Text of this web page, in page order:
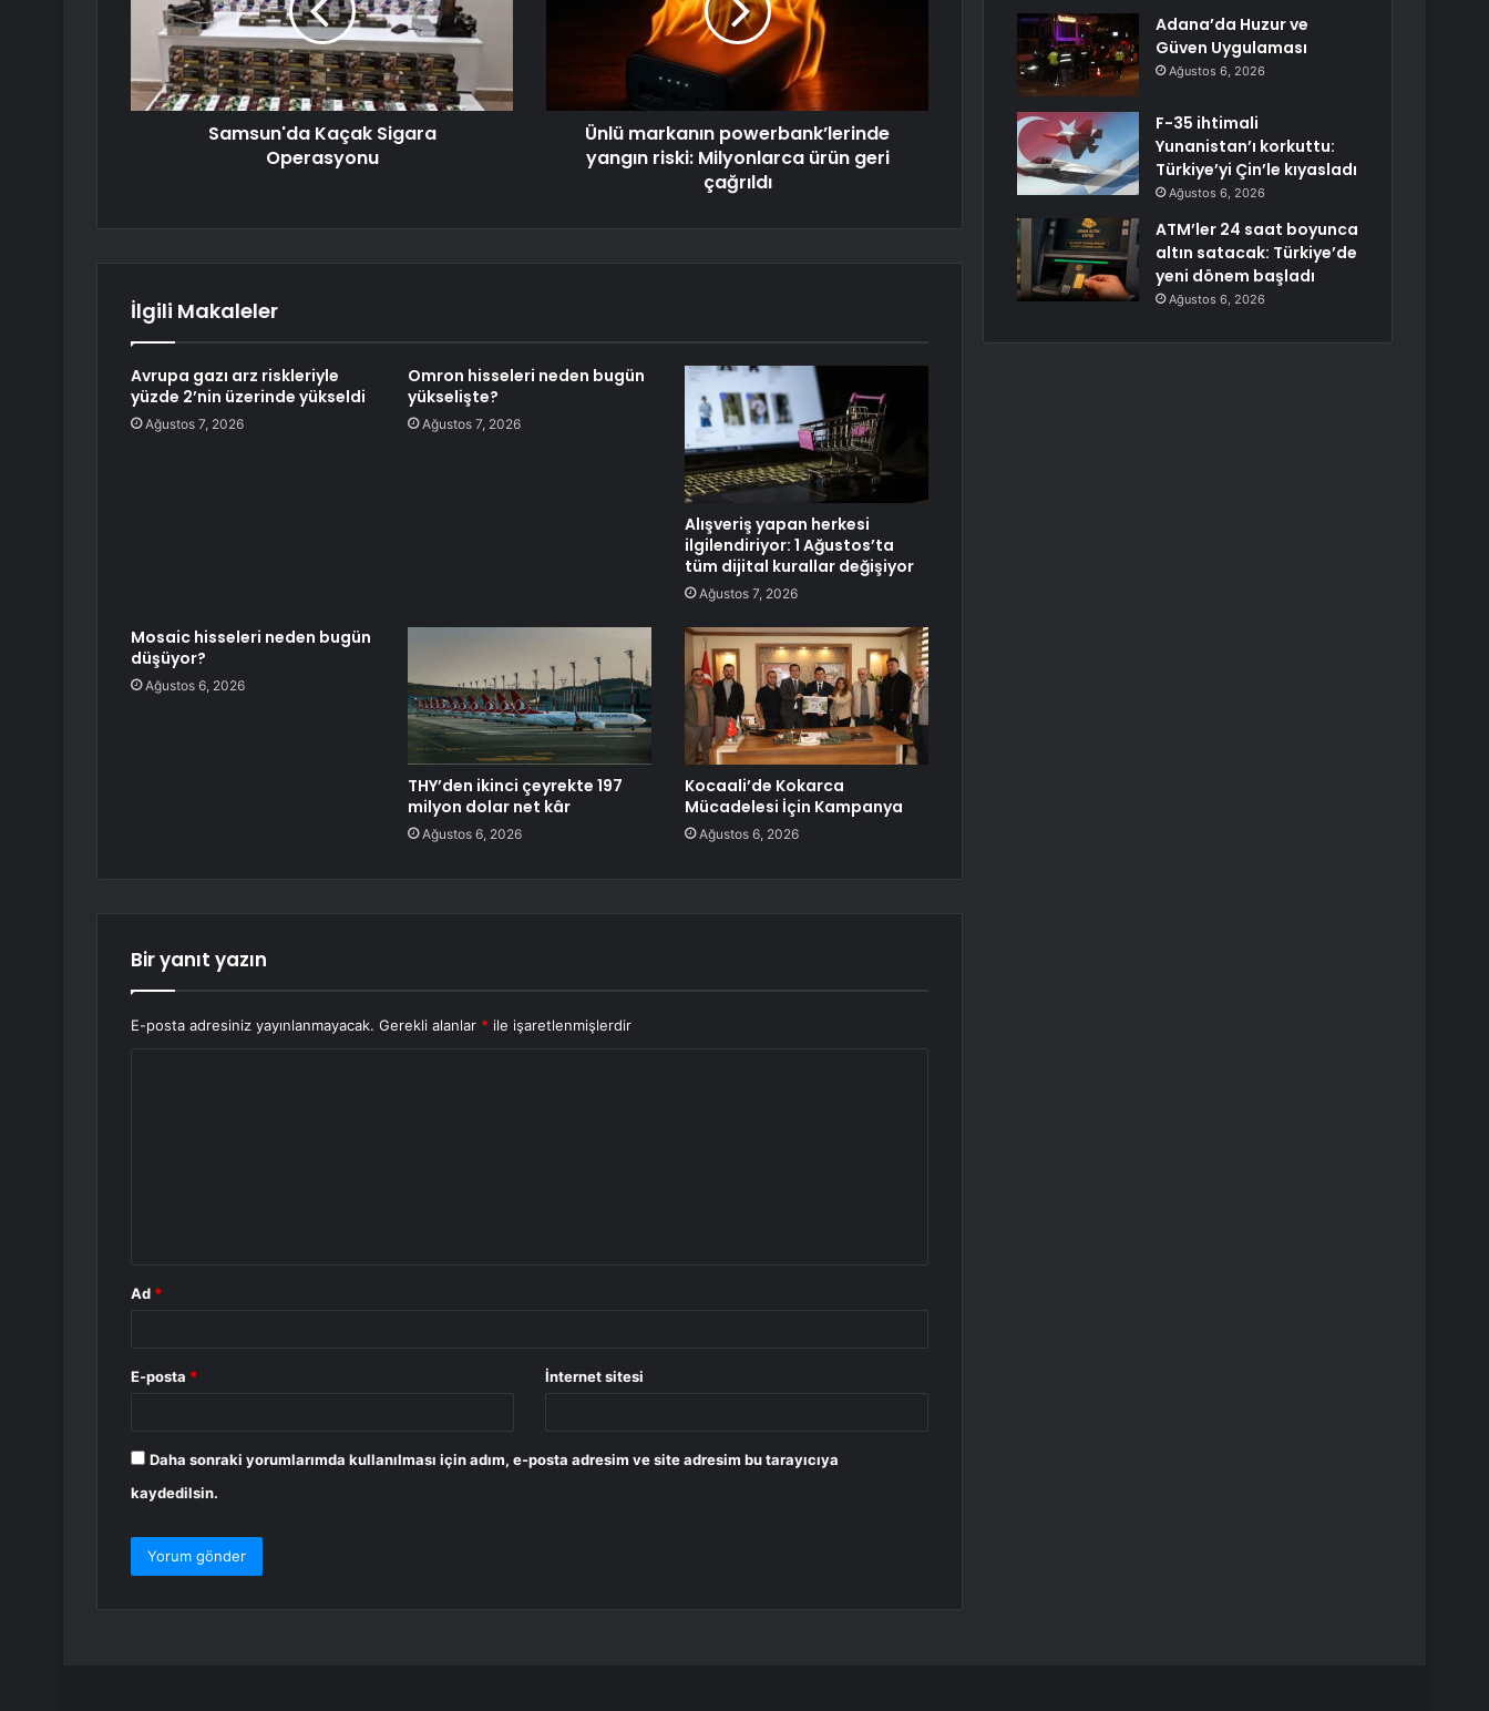
Samsun'da Kaçak Sigara
Operasyonu
Ünlü markanın powerbank’lerinde
yangın riski: Milyonlarca ürün geri
çağrıldı
İlgili Makaleler
Avrupa gazı arz riskleriyle
yüzde 2’nin üzerinde yükseldi
Ağustos 7, 2026
Omron hisseleri neden bugün
yükselişte?
Ağustos 7, 2026
Alışveriş yapan herkesi
ilgilendiriyor: 1 Ağustos’ta
tüm dijital kurallar değişiyor
Ağustos 7, 2026
Mosaic hisseleri neden bugün
düşüyor?
Ağustos 6, 2026
THY’den ikinci çeyrekte 197
milyon dolar net kâr
Ağustos 6, 2026
Kocaali’de Kokarca
Mücadelesi İçin Kampanya
Ağustos 6, 2026
Bir yanıt yazın
E-posta adresiniz yayınlanmayacak. Gerekli alanlar * ile işaretlenmişlerdir
Ad *
E-posta * İnternet sitesi
Daha sonraki yorumlarımda kullanılması için adım, e-posta adresim ve site adresim bu tarayıcıya
kaydedilsin.
Adana’da Huzur ve
Güven Uygulaması
Ağustos 6, 2026
F-35 ihtimali
Yunanistan’ı korkuttu:
Türkiye’yi Çin’le kıyasladı
Ağustos 6, 2026
ATM’ler 24 saat boyunca
altın satacak: Türkiye’de
yeni dönem başladı
Ağustos 6, 2026